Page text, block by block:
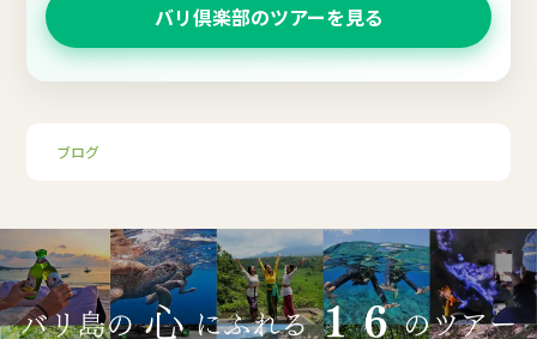
バリ倶楽部のツアーを見る
ブログ